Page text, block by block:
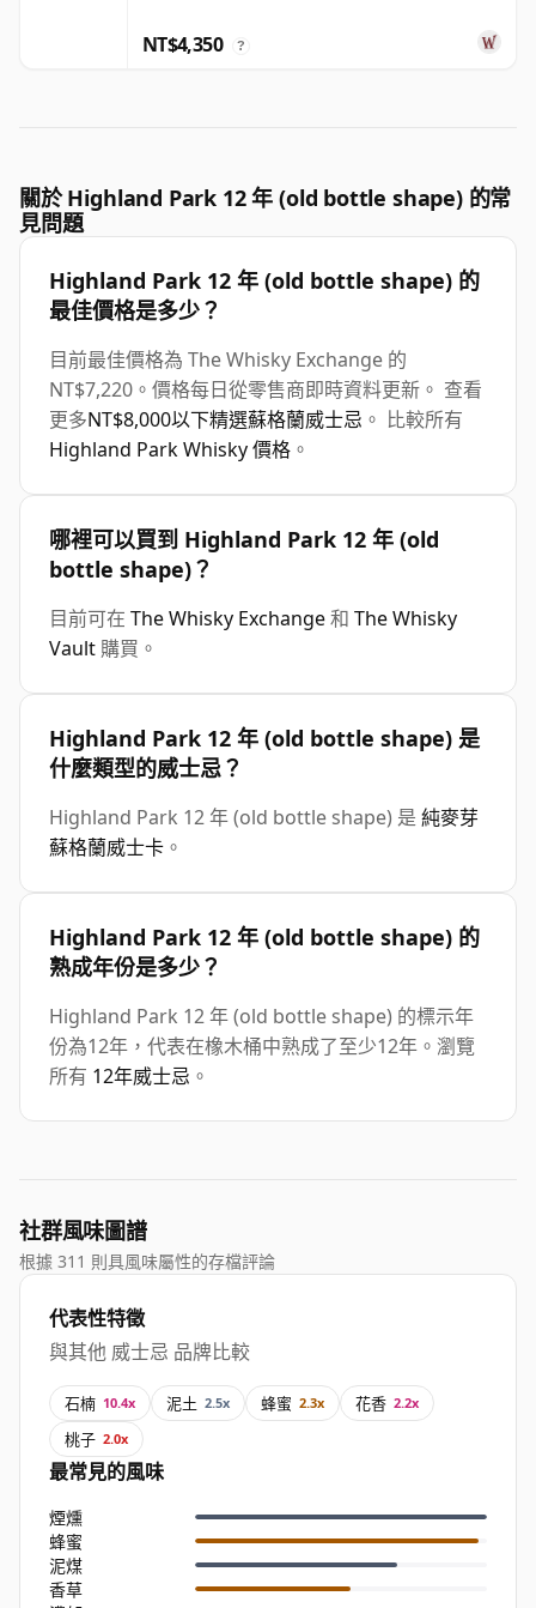
NT$4,350 ?
關於 Highland Park 12 年 (old bottle shape) 的常
見問題
Highland Park 12 年 (old bottle shape) 的
最佳價格是多少？
目前最佳價格為 The Whisky Exchange 的
NT$7,220。價格每日從零售商即時資料更新。 查看
更多NT$8,000以下精選蘇格蘭威士忌 。 比較所有
Highland Park Whisky 價格 。
哪裡可以買到 Highland Park 12 年 (old
bottle shape)？
目前可在 The Whisky Exchange和 The Whisky
Vault 購買。
Highland Park 12 年 (old bottle shape) 是
什麼類型的威士忌？
Highland Park 12 年 (old bottle shape) 是 純麥芽
蘇格蘭威士卡 。
Highland Park 12 年 (old bottle shape) 的
熟成年份是多少？
Highland Park 12 年 (old bottle shape) 的標示年
份為12年，代表在橡木桶中熟成了至少12年。瀏覽
所有 12年威士忌 。
社群風味圖譜
根據 311 則具風味屬性的存檔評論
代表性特徵
與其他 威士忌 品牌比較
石楠 10.4x 泥土 2.5x 蜂蜜 2.3x 花香 2.2x
桃子 2.0x
最常見的風味
煙燻
蜂蜜
泥煤
香草